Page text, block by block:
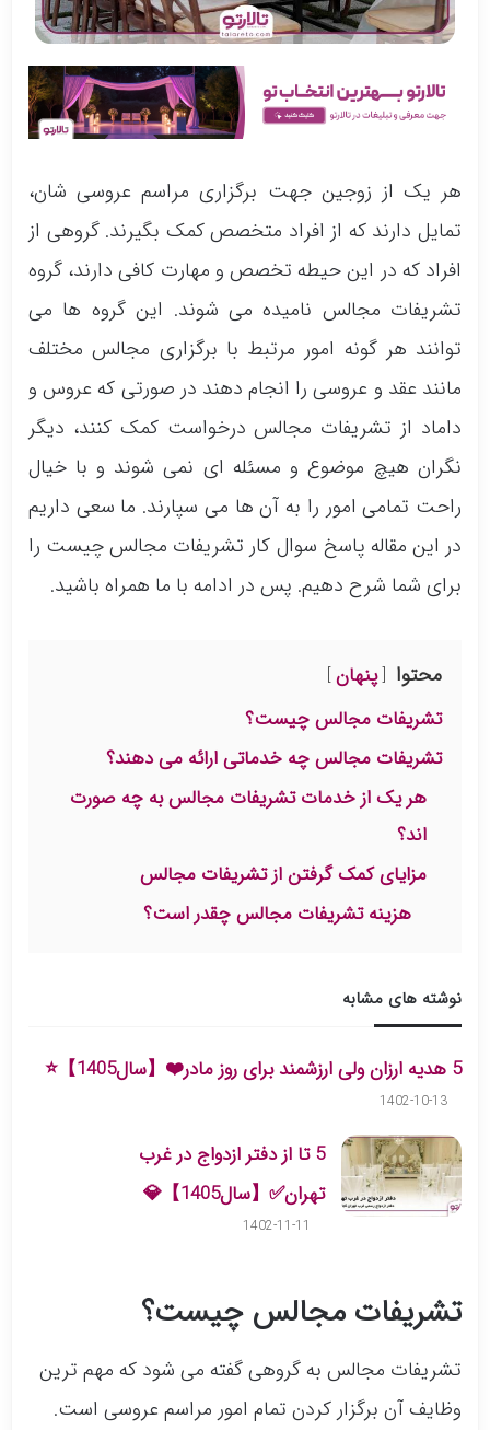
هر یک از زوجین جهت برگزاری مراسم عروسی شان،
تمایل دارند که از افراد متخصص کمک بگیرند. گروهی از
افراد که در این حیطه تخصص و مهارت کافی دارند، گروه
تشریفات مجالس نامیده می شوند. این گروه ها می
توانند هر گونه امور مرتبط با برگزاری مجالس مختلف
مانند عقد و عروسی را انجام دهند‌ در صورتی که عروس و
داماد از تشریفات مجالس درخواست کمک کنند، دیگر
نگران هیچ موضوع و مسئله ای نمی شوند و با خیال
راحت تمامی امور را به آن ها می سپارند. ما سعی داریم
در این مقاله پاسخ سوال کار تشریفات مجالس چیست را
برای شما شرح دهیم. پس در ادامه با ما همراه باشید.
محتوا
پنهان
تشریفات مجالس چیست؟
تشریفات مجالس چه خدماتی ارائه می دهند؟
هر یک از خدمات تشریفات مجالس به چه صورت
اند؟
مزایای کمک گرفتن از تشریفات مجالس
هزینه تشریفات مجالس چقدر است؟
نوشته های مشابه
5 هدیه ارزان ولی ارزشمند برای روز مادر❤️【سال1405】⭐
1402-10-13
5 تا از دفتر ازدواج در غرب
تهران✅【سال1405】💎
1402-11-11
تشریفات مجالس چیست؟
تشریفات مجالس به گروهی گفته می شود که مهم ترین
وظایف آن برگزار کردن تمام امور مراسم عروسی است.